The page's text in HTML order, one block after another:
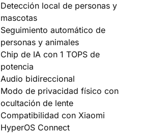
Detección local de personas y
mascotas
Seguimiento automático de
personas y animales
Chip de IA con 1 TOPS de
potencia
Audio bidireccional
Modo de privacidad físico con
ocultación de lente
Compatibilidad con Xiaomi
HyperOS Connect